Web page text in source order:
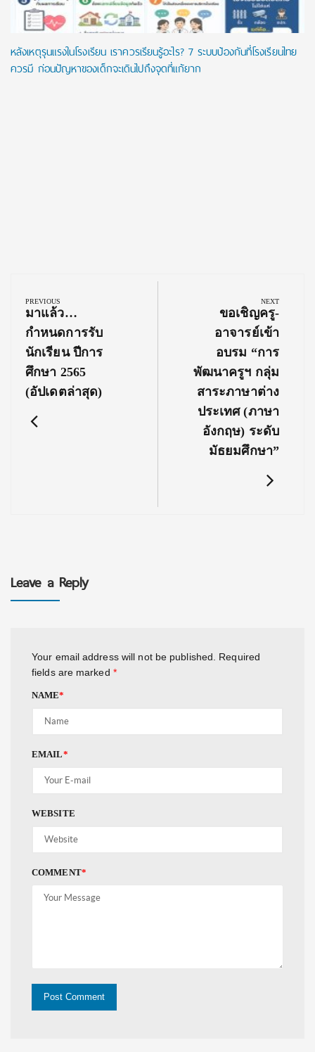
หลังเหตุรุนแรงในโรงเรียน เราควรเรียนรู้อะไร? 7 ระบบป้องกันที่โรงเรียนไทย
ควรมี ก่อนปัญหาของเด็กจะเดินไปถึงจุดที่แก้ยาก
navigation
PREVIOUS
Previous
Post:
มาแล้ว…
กำหนดการรับ
นักเรียน ปีการ
ศึกษา 2565
(อัปเดตล่าสุด)
NEXT
Next
Post:
ขอเชิญครู-
อาจารย์เข้า
อบรม “การ
พัฒนาครูฯ กลุ่ม
สาระภาษาต่าง
ประเทศ (ภาษา
อังกฤษ) ระดับ
มัธยมศึกษา”
Leave a Reply
Your email address will not be published.
Required
fields are marked *
NAME*
EMAIL*
WEBSITE
COMMENT*